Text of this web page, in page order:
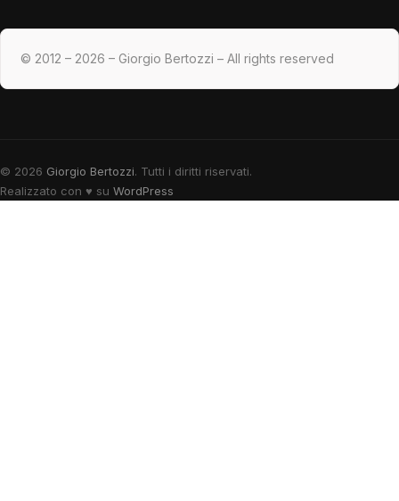
© 2012 – 2026 – Giorgio Bertozzi – All rights reserved
© 2026 Giorgio Bertozzi. Tutti i diritti riservati.
Realizzato con ♥ su WordPress